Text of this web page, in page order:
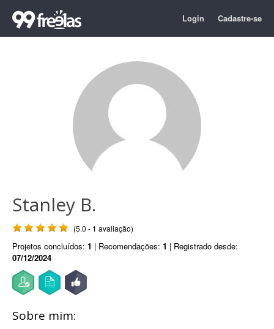
Login Cadastre-se
Stanley B.
(5.0 - 1 avaliação)
Projetos concluídos: 1 | Recomendações: 1 | Registrado desde:
07/12/2024
Sobre mim: